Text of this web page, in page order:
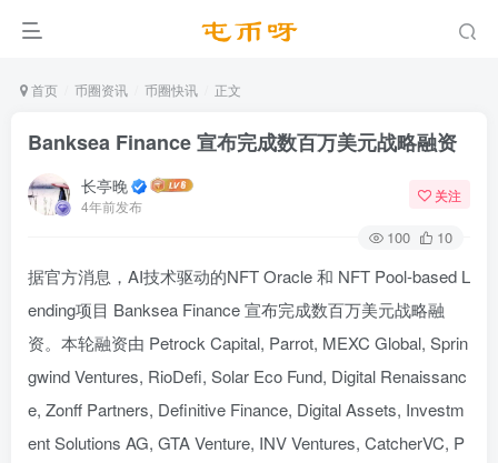
首页 币圈资讯 币圈快讯 正文
Banksea Finance 宣布完成数百万美元战略融资
长亭晚
4年前发布
关注
100 10
据官方消息，AI技术驱动的NFT Oracle 和 NFT Pool-based L
ending项目 Banksea Finance 宣布完成数百万美元战略融
资。本轮融资由 Petrock Capital, Parrot, MEXC Global, Sprin
gwind Ventures, RioDefi, Solar Eco Fund, Digital Renaissanc
e, Zonff Partners, Definitive Finance, Digital Assets, Investm
ent Solutions AG, GTA Venture, INV Ventures, CatcherVC, P